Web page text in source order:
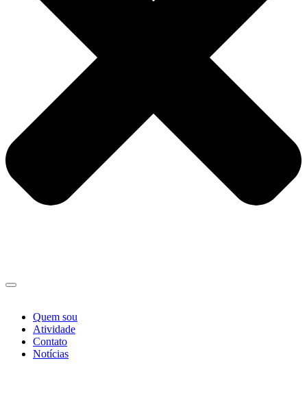
Quem sou
Atividade
Contato
Notícias